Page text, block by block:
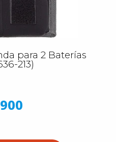
para 2 Baterías
213)